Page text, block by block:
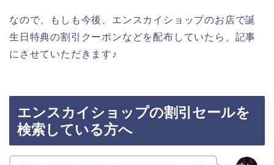
なので、もしも今後、エンスカイショップのお店で誕
生日特典の割引クーポンなどを配布していたら、記事
にさせていただきます♪
エンスカイショップの割引セールを
検索している方へ